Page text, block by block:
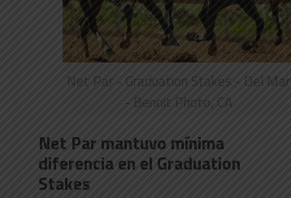
Net Par - Graduation Stakes - Del Mar
- Benoit Photo, CA
Net Par mantuvo mínima
diferencia en el Graduation
Stakes